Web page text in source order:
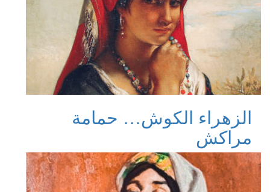
الزهراء الكوش… حمامة
مراكش